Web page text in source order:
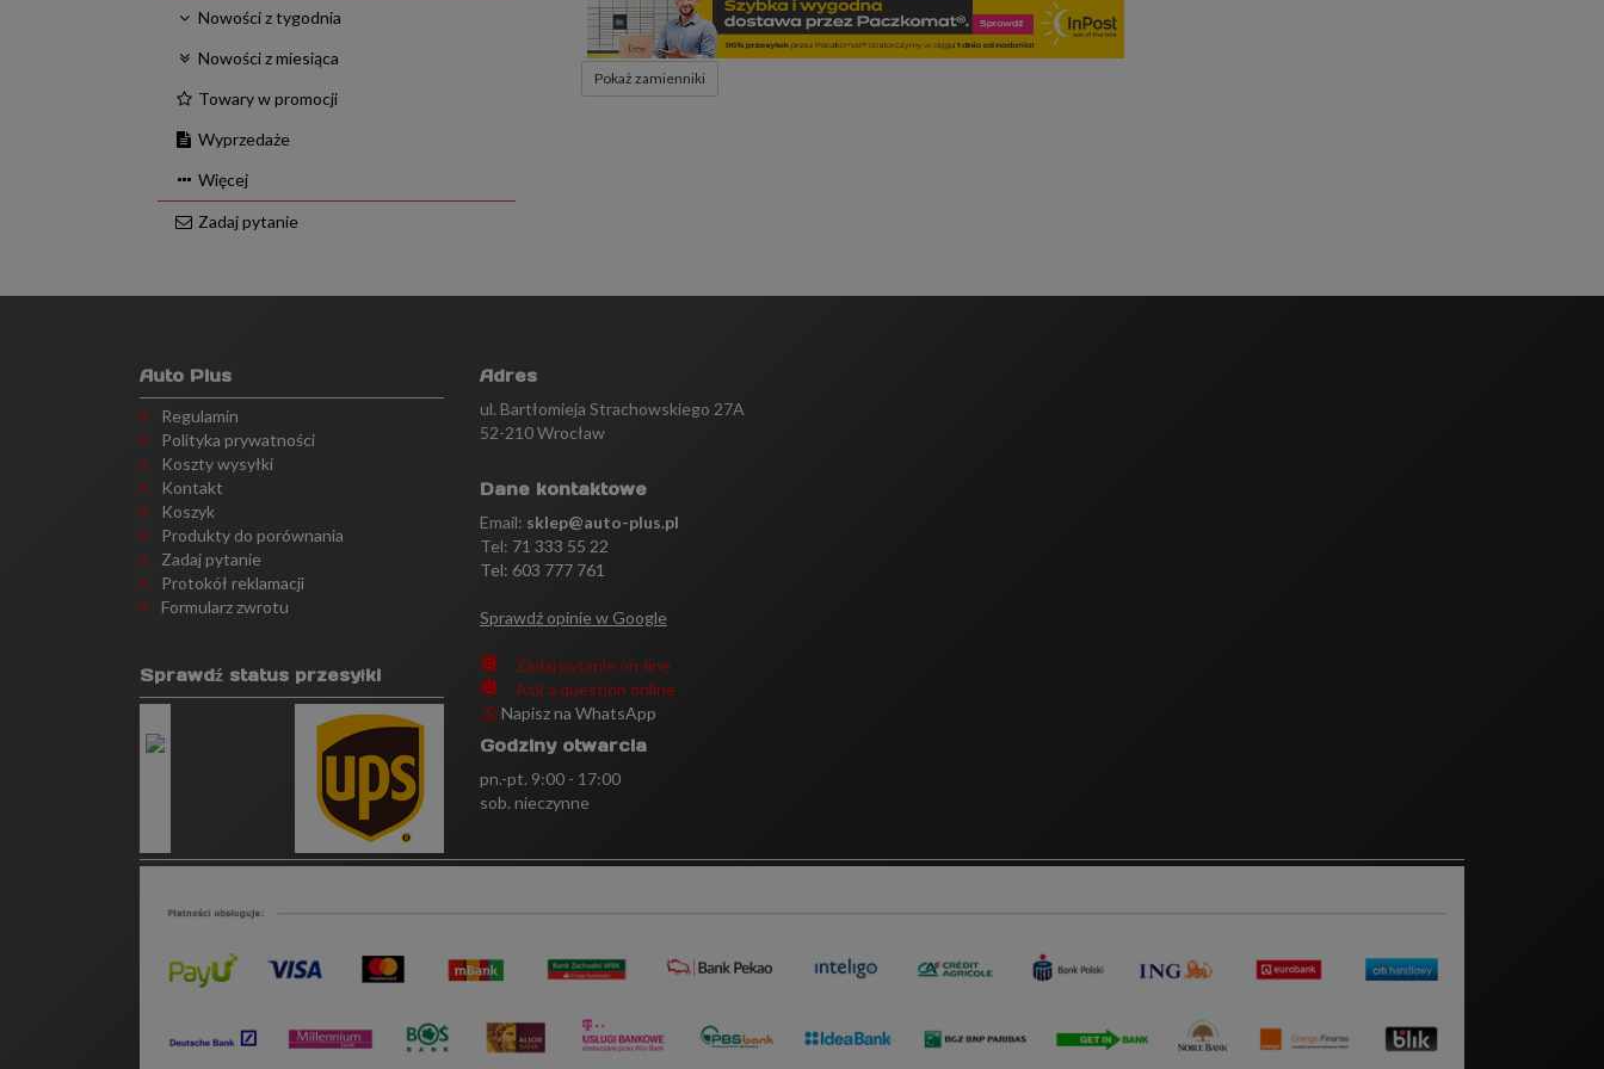
Nowości z tygodnia
Nowości z miesiąca
Towary w promocji
Wyprzedaże
Więcej
Zadaj pytanie
Pokaż zamienniki
Auto Plus
Regulamin
Polityka prywatności
Koszty wysyłki
Kontakt
Koszyk
Produkty do porównania
Zadaj pytanie
Protokół reklamacji
Formularz zwrotu
Sprawdź status przesyłki
Adres
ul. Bartłomieja Strachowskiego 27A
52-210 Wrocław
Dane kontaktowe
Email: sklep@auto-plus.pl
Tel: 71 333 55 22
Tel: 603 777 761
Sprawdź opinie w Google
Zadaj pytanie on-line
Ask a question online
Napisz na WhatsApp
Godziny otwarcia
pn.-pt. 9:00 - 17:00
sob. nieczynne